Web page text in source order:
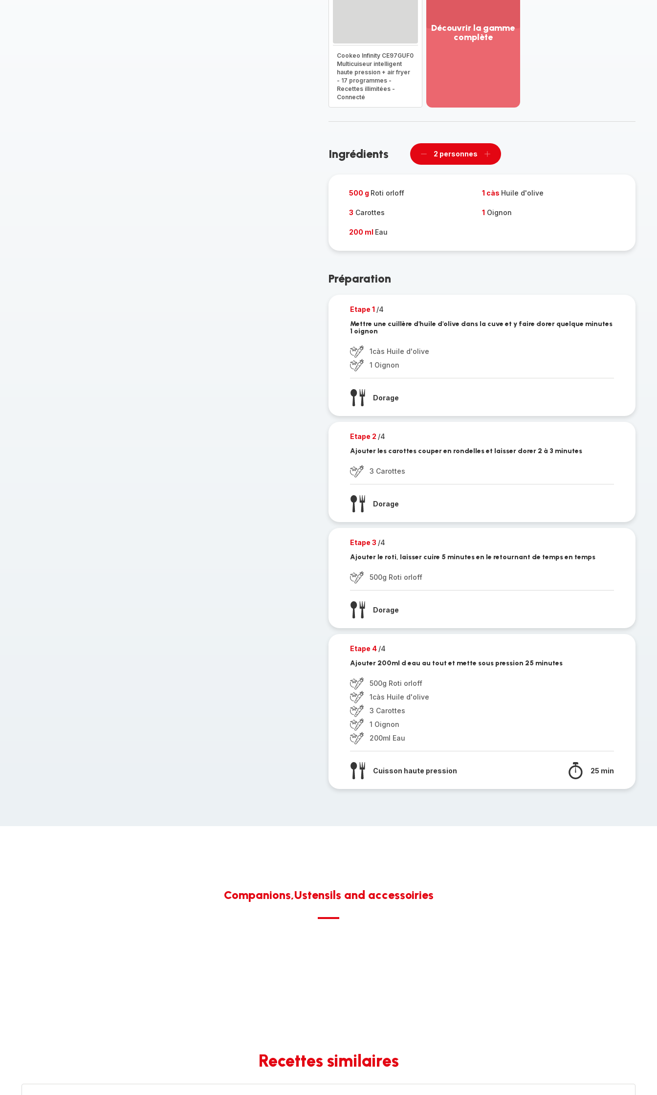
Cookeo Infinity CE97GUF0
Multicuiseur intelligent
haute pression + air fryer
- 17 programmes -
Recettes illimitées -
Connecté
Découvrir la gamme
complète
complète
Ingrédients
Supprimer
2 personnes
Ajouter
500 g Roti orloff 1 càs Huile d'olive
3 Carottes 1 Oignon
200 ml Eau
Préparation
Etape 1 /4
Mettre une cuillère d'huile d'olive dans la cuve et y faire dorer quelque minutes
1 oignon
1càs Huile d'olive
1 Oignon
Dorage
Etape 2 /4
Ajouter les carottes couper en rondelles et laisser dorer 2 à 3 minutes
3 Carottes
Dorage
Etape 3 /4
Ajouter le roti, laisser cuire 5 minutes en le retournant de temps en temps
500g Roti orloff
Dorage
Etape 4 /4
Ajouter 200ml d eau au tout et mette sous pression 25 minutes
500g Roti orloff
1càs Huile d'olive
3 Carottes
1 Oignon
200ml Eau
Cuisson haute pression 25 min
Companions,Ustensils and accessoiries
Recettes similaires